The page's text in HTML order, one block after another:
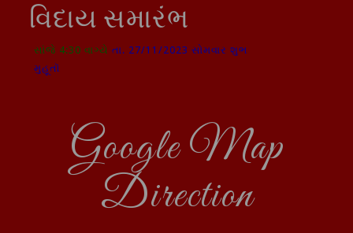
વિદાય સમારંભ
સાંજે 4:30 વાગ્યે તા. 27/11/2023 સોમવાર શુભ
મુહૂતૉ
Google Map
Direction